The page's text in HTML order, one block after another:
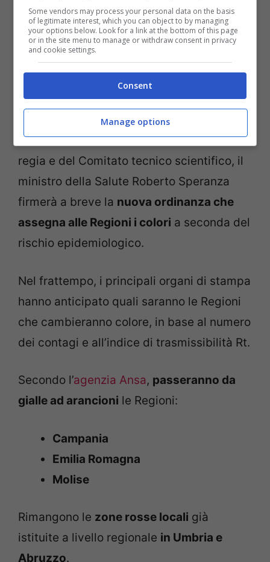
I nuovi colori delle Regioni
Sulla base delle indicazioni della Cabina di
regia e del Comitato tecnico scientifico, il
ministro della Salute Roberto Speranza
firmerà a breve la nuova ordinanza che
assegna alle Regioni i colori a seconda del
rischio epidemiologico.
Nel frattempo, i principali organi di stampa
hanno anticipato quali saranno le Regioni
che cambieranno colore, in base al numero
dei contagi e all’indice di trasmissibilità Rt.
Secondo l’agenzia Ansa, passeranno da
gialle ad arancioni le Regioni:
Campania
Emilia Romagna
Molise
Rimangono le zone rosse locali già
istituite a livello regionale in Umbria e
Abruzzo.
Some vendors may process your personal data on the basis
of legitimate interest, which you can object to by managing
your options below. Look for a link at the bottom of this page
or in the site menu to manage or withdraw consent in privacy
and cookie settings.
Consent
Manage options